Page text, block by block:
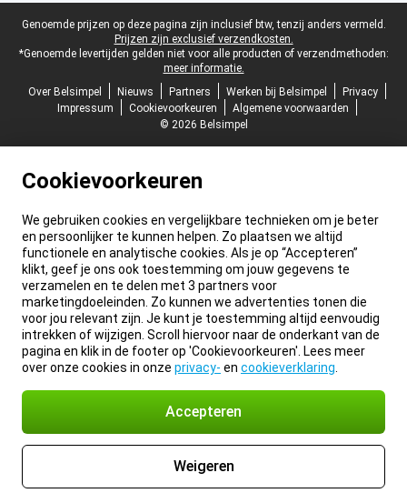
Juridische voettekst
Genoemde prijzen op deze pagina zijn inclusief btw, tenzij anders vermeld.
Prijzen zijn exclusief verzendkosten.
*Genoemde levertijden gelden niet voor alle producten of verzendmethoden:
meer informatie.
Over Belsimpel
Nieuws Partners Werken bij Belsimpel
Privacy
Impressum
Cookievoorkeuren
Algemene voorwaarden
© 2026 Belsimpel
Cookievoorkeuren
We gebruiken cookies en vergelijkbare technieken om je beter
en persoonlijker te kunnen helpen. Zo plaatsen we altijd
functionele en analytische cookies. Als je op “Accepteren”
klikt, geef je ons ook toestemming om jouw gegevens te
verzamelen en te delen met 3 partners voor
marketingdoeleinden. Zo kunnen we advertenties tonen die
voor jou relevant zijn. Je kunt je toestemming altijd eenvoudig
intrekken of wijzigen. Scroll hiervoor naar de onderkant van de
pagina en klik in de footer op 'Cookievoorkeuren'. Lees meer
over onze cookies in onze privacy- en cookieverklaring
Accepteren
Weigeren